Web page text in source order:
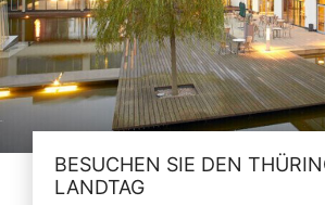
BESUCHEN SIE DEN
LANDTAG